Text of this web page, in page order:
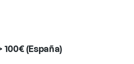
(España)